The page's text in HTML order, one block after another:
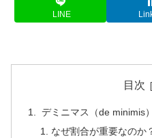
LINE
目次
デミニマス（de minimis
なぜ割合が重要なのか